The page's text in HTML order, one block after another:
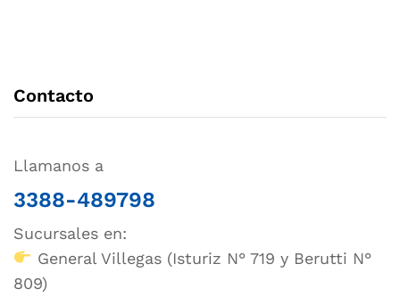
Contacto
Llamanos a
3388-489798
Sucursales en:
General Villegas (Isturiz N° 719 y Berutti N°
809)